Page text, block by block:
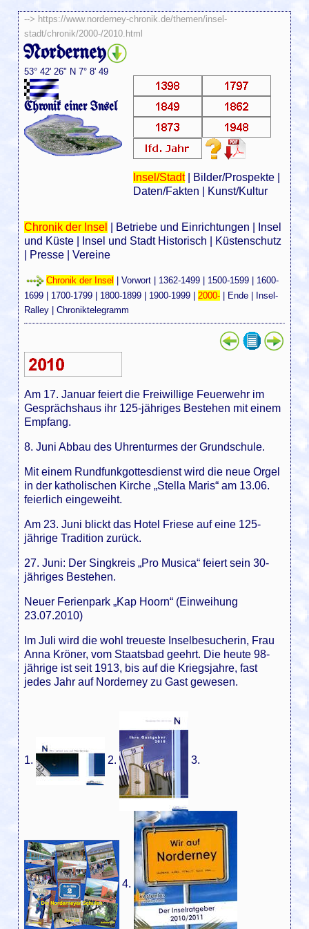
--> https://www.norderney-chronik.de/themen/insel-
stadt/chronik/2000-/2010.html
Norderney
53° 42' 26" N 7° 8' 49
Chronik einer Insel
Insel/Stadt| Bilder/Prospekte|
Daten/Fakten
Kunst/Kultur
Chronik der Insel Betriebe und Einrichtungen
Insel
und Küste
Insel und Stadt Historisch
Küstenschutz
Presse |Vereine
Chronik der Insel |Vorwort | 1362-1499 | 1500-1599 | 1600-
1699
1700-1799 1800-1899 1900-1999 |2000- Ende
Insel-
Ralley |Chroniktelegramm
Am 17. Januar feiert die Freiwillige Feuerwehr im
Gesprächshaus ihr 125-jähriges Bestehen mit einem
Empfang.
8. Juni Abbau des Uhrenturmes der Grundschule.
Mit einem Rundfunkgottesdienst wird die neue Orgel
in der katholischen Kirche „Stella Maris“ am 13.06.
feierlich eingeweiht.
Am 23. Juni blickt das Hotel Friese auf eine 125-
jährige Tradition zurück.
27. Juni: Der Singkreis „Pro Musica“ feiert sein 30-
jähriges Bestehen.
Neuer Ferienpark „Kap Hoorn“ (Einweihung
23.07.2010)
Im Juli wird die wohl treueste Inselbesucherin, Frau
Anna Kröner, vom Staatsbad geehrt. Die heute 98-
jährige ist seit 1913, bis auf die Kriegsjahre, fast
jedes Jahr auf Norderney zu Gast gewesen.
1. 2. 3.
4.